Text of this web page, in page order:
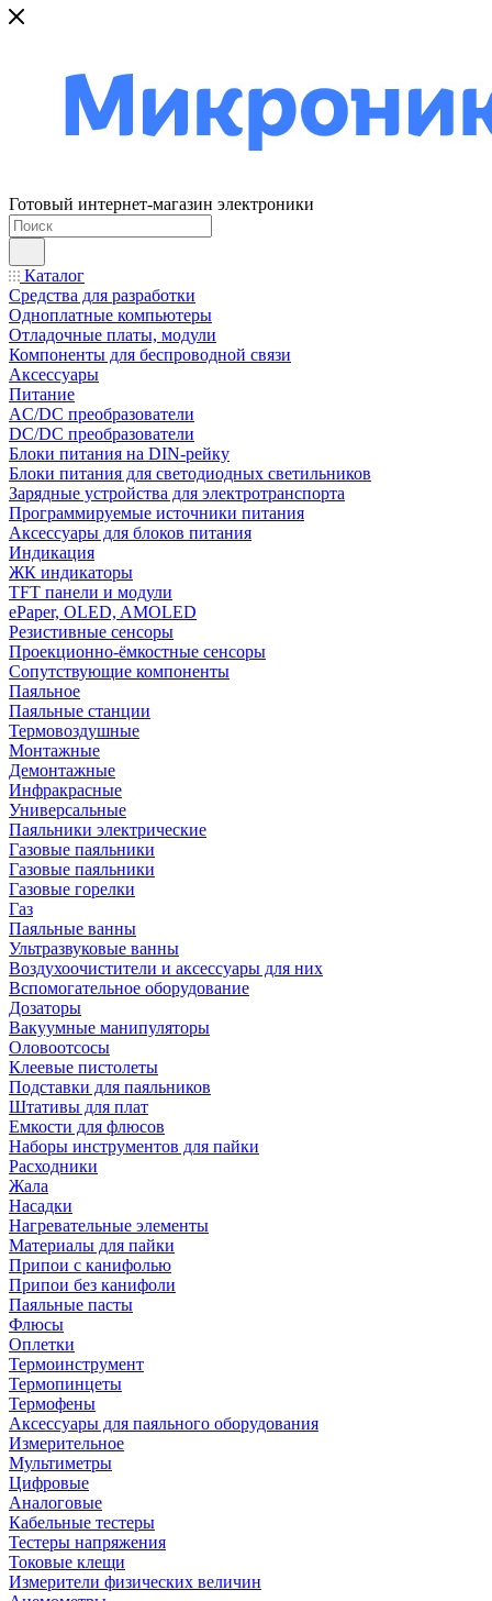
Готовый интернет-магазин электроники
Каталог
Средства для разработки
Одноплатные компьютеры
Отладочные платы, модули
Компоненты для беспроводной связи
Аксессуары
Питание
AC/DC преобразователи
DC/DC преобразователи
Блоки питания на DIN-рейку
Блоки питания для светодиодных светильников
Зарядные устройства для электротранспорта
Программируемые источники питания
Аксессуары для блоков питания
Индикация
ЖК индикаторы
TFT панели и модули
ePaper, OLED, AMOLED
Резистивные сенсоры
Проекционно-ёмкостные сенсоры
Сопутствующие компоненты
Паяльное
Паяльные станции
Термовоздушные
Монтажные
Демонтажные
Инфракрасные
Универсальные
Паяльники электрические
Газовые паяльники
Газовые паяльники
Газовые горелки
Газ
Паяльные ванны
Ультразвуковые ванны
Воздухоочистители и аксессуары для них
Вспомогательное оборудование
Дозаторы
Вакуумные манипуляторы
Оловоотсосы
Клеевые пистолеты
Подставки для паяльников
Штативы для плат
Емкости для флюсов
Наборы инструментов для пайки
Расходники
Жала
Насадки
Нагревательные элементы
Материалы для пайки
Припои с канифолью
Припои без канифоли
Паяльные пасты
Флюсы
Оплетки
Термоинструмент
Термопинцеты
Термофены
Аксессуары для паяльного оборудования
Измерительное
Мультиметры
Цифровые
Аналоговые
Кабельные тестеры
Тестеры напряжения
Токовые клещи
Измерители физических величин